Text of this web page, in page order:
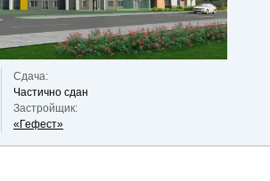
Сдача:
Частично сдан
Застройщик:
«Гефест»